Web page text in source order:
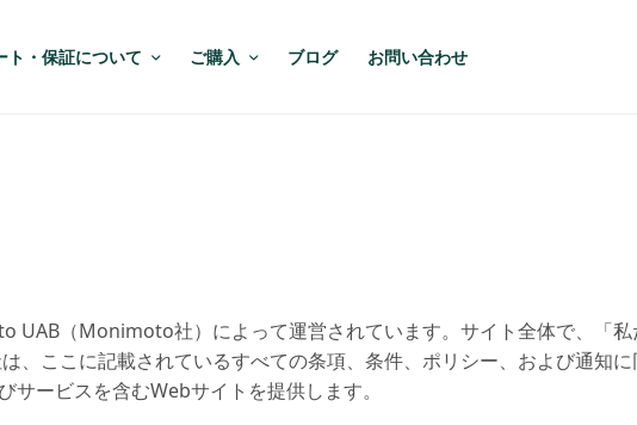
ト・保証について ご購入 ブログ お問い合わせ
UAB（Monimoto社）によって運営されています。サイト全体で、「
、ここに記載されているすべての条項、条件、ポリシー、および通知
サービスを含むWebサイトを提供します。